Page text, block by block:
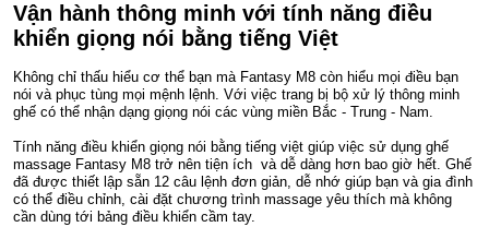
Vận hành thông minh với tính năng điều
khiển giọng nói bằng tiếng Việt
Không chỉ thấu hiểu cơ thể bạn mà Fantasy M8 còn hiểu mọi điều bạn
nói và phục tùng mọi mệnh lệnh. Với việc trang bị bộ xử lý thông minh
ghế có thể nhận dạng giọng nói các vùng miền Bắc - Trung - Nam.
Tính năng điều khiển giọng nói bằng tiếng việt giúp việc sử dụng ghế
massage Fantasy M8 trở nên tiện ích và dễ dàng hơn bao giờ hết. Ghế
đã được thiết lập sẵn 12 câu lệnh đơn giản, dễ nhớ giúp bạn và gia đình
có thể điều chỉnh, cài đặt chương trình massage yêu thích mà không
cần dùng tới bảng điều khiển cầm tay.